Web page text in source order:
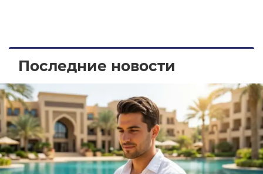
Последние новости